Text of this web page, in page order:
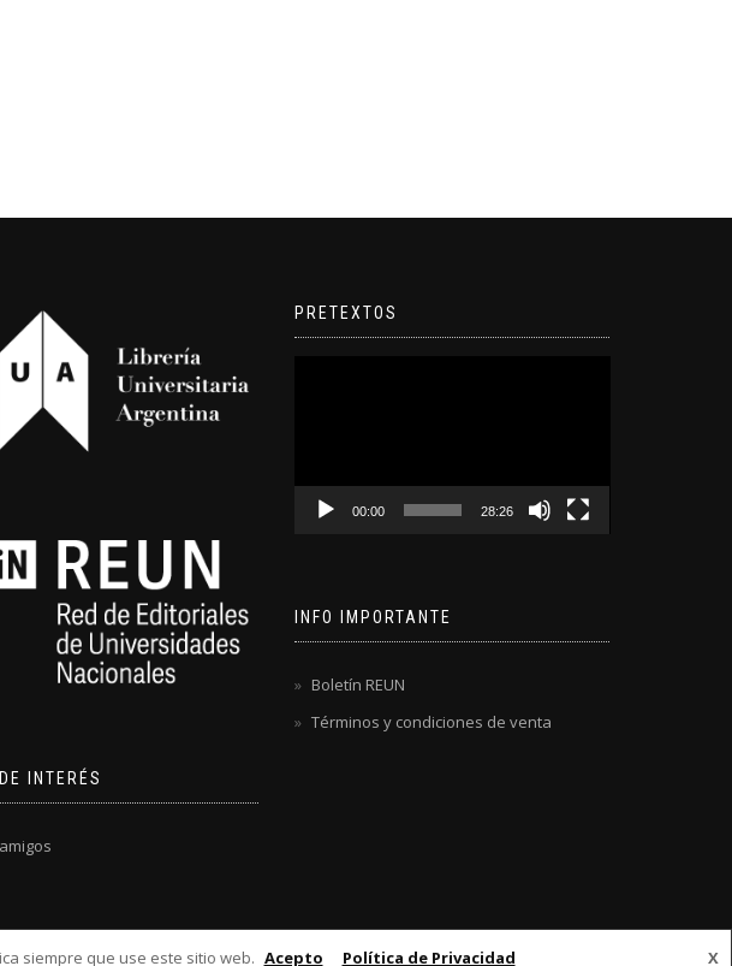
INTERÉS
PRETEXTOS
00:00 28:26
INFO IMPORTANTE
Boletín REUN
Términos y condiciones de venta
siempre que use este sitio web. X
Acepto Política de Privacidad